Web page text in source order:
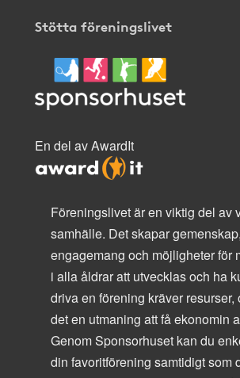
Stötta föreningslivet
En del av AwardIt
Föreningslivet är en viktig del av
samhälle. Det skapar gemenskap,
engagemang och möjligheter för
i alla åldrar att utvecklas och ha
driva en förening kräver resurser,
det en utmaning att få ekonomin
Genom Sponsorhuset kan du
din favoritförening samtidigt som